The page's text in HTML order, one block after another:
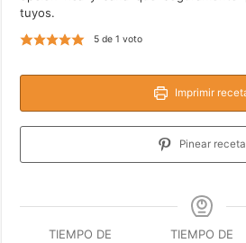
tuyos.
5de 1 voto
Imprimir
Pinear receta
TIEMPO DE
TIEMPO DE